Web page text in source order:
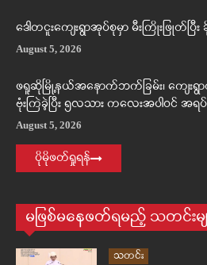
ဒေါတငူးကျေးရွာအုပ်စုမှာ မီးကြိုးဖြု
August 5, 2026
ဖရူဆိုမြို့နယ်အနောက်ဘက်ခြမ်း၊ ကျေ
ဗုံးကြဲခဲ့ပြီး ၅လသား ကလေးအပါဝင် အ
August 5, 2026
ပိုမိုဖတ်ရှုရန်
မဖြစ်မနေဖတ်ရမည့် သတင်းမျ
သတင်း